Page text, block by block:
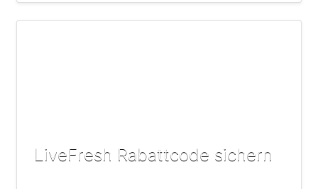
LiveFresh Rabattcode sichern